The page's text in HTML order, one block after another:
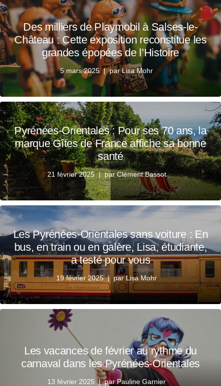
Des milliers de Playmobil à Salses-le-
Château : Cette exposition reconstitue les
grandes épopées de l’Histoire
5 mars 2025 parLisa Mohr
Pyrénées-Orientales : Pour ses 70 ans, la
marque Gîtes de France affiche sa bonne
santé
21 février 2025 parClément Bassot
Les Pyrénées-Orientales sans voiture : En
bus, en train ou en galère, Lisa, étudiante,
a testé pour vous
19 février 2025 parLisa Mohr
Les vacances de février au rythme du
carnaval dans les Pyrénées-Orientales
13 février 2025 parPauline Garnier